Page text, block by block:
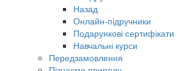
Назад
Онлайн-підручники
Подарункові сертифікати
Навчальні курси
Передзамовлення